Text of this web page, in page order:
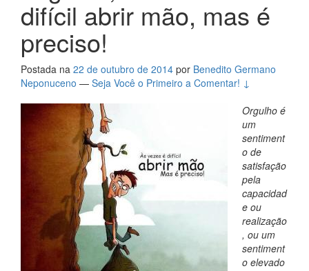
difícil abrir mão, mas é
preciso!
Postada na 22 de outubro de 2014 por Benedito Germano
Neponuceno — Seja Você o Primeiro a Comentar! ↓
Orgulho é
um
sentiment
o de
satisfação
pela
capacidad
e ou
realização
, ou um
sentiment
o elevado